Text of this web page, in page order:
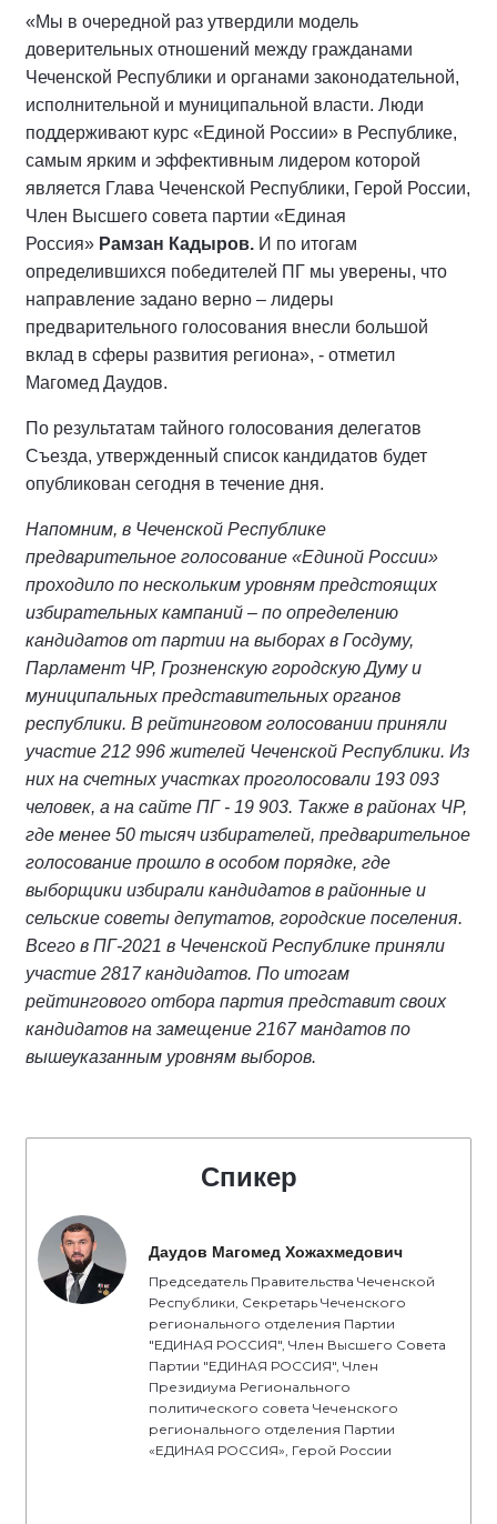
«Мы в очередной раз утвердили модель
доверительных отношений между гражданами
Чеченской Республики и органами законодательной,
исполнительной и муниципальной власти. Люди
поддерживают курс «Единой России» в Республике,
самым ярким и эффективным лидером которой
является Глава Чеченской Республики, Герой России,
Член Высшего совета партии «Единая
Россия» Рамзан Кадыров. И по итогам
определившихся победителей ПГ мы уверены, что
направление задано верно – лидеры
предварительного голосования внесли большой
вклад в сферы развития региона», - отметил
Магомед Даудов.
По результатам тайного голосования делегатов
Съезда, утвержденный список кандидатов будет
опубликован сегодня в течение дня.
Напомним, в Чеченской Республике
предварительное голосование «Единой России»
проходило по нескольким уровням предстоящих
избирательных кампаний – по определению
кандидатов от партии на выборах в Госдуму,
Парламент ЧР, Грозненскую городскую Думу и
муниципальных представительных органов
республики. В рейтинговом голосовании приняли
участие 212 996 жителей Чеченской Республики. Из
них на счетных участках проголосовали 193 093
человек, а на сайте ПГ - 19 903. Также в районах ЧР,
где менее 50 тысяч избирателей, предварительное
голосование прошло в особом порядке, где
выборщики избирали кандидатов в районные и
сельские советы депутатов, городские поселения.
Всего в ПГ-2021 в Чеченской Республике приняли
участие 2817 кандидатов. По итогам
рейтингового отбора партия представит своих
кандидатов на замещение 2167 мандатов по
вышеуказанным уровням выборов.
Спикер
Даудов Магомед Хожахмедович
Председатель Правительства Чеченской
Республики, Секретарь Чеченского
регионального отделения Партии
"ЕДИНАЯ РОССИЯ", Член Высшего Совета
Партии "ЕДИНАЯ РОССИЯ", Член
Президиума Регионального
политического совета Чеченского
регионального отделения Партии
«ЕДИНАЯ РОССИЯ», Герой России